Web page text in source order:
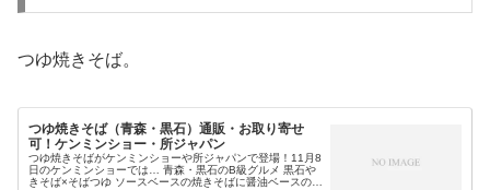
つゆ焼きそば。
つゆ焼きそば（青森・黒石）通販・お取り寄せ
可！ケンミンショー・所ジャパン
つゆ焼きそばがケンミンショーや所ジャパンで登場！11月8
日のケンミンショーでは… 青森・黒石のB級グルメ 黒石や
きそば×そばつゆ ソースベースの焼きそばに醤油ベースのそ